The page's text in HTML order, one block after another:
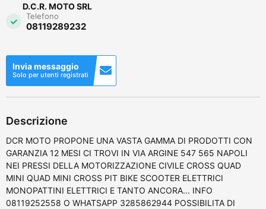
D.C.R. MOTO SRL
Telefono
08119289232
Invia messaggio
Solo per utenti registrati
Descrizione
DCR MOTO PROPONE UNA VASTA GAMMA DI PRODOTTI CON
GARANZIA 12 MESI CI TROVI IN VIA ARGINE 547 565 NAPOLI
NEI PRESSI DELLA MOTORIZZAZIONE CIVILE CROSS QUAD
MINI QUAD MINI CROSS PIT BIKE SCOOTER ELETTRICI
MONOPATTINI ELETTRICI E TANTO ANCORA... INFO
08119252558 O WHATSAPP 3285862944 POSSIBILITA DI